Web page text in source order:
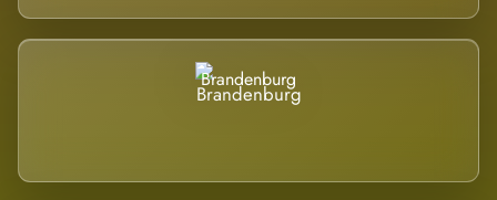
Brandenburg